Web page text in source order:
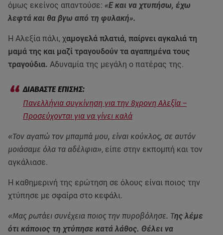
όμως εκείνος απαντούσε: «Ε και να χτυπήσω, έχω
λεφτά και θα βγω από τη φυλακή».
Η Αλεξία πάλι, χαμογελά πλατιά, παίρνει αγκαλιά τη
μαμά της και μαζί τραγουδούν τα αγαπημένα τους
τραγούδια. Αδυναμία της μεγάλη ο πατέρας της.
Πανελλήνια συγκίνηση για την 8χρονη Αλεξία –
Προσεύχονται για να γίνει καλά
«Τον αγαπώ τον μπαμπά μου, είναι κούκλος, σε αυτόν
μοιάσαμε όλα τα αδέλφια», είπε στην εκπομπή και τον
αγκάλιασε.
Η καθημερινή της ερώτηση σε όλους είναι ποιος την
χτύπησε με σφαίρα στο κεφάλι.
«Μας ρωτάει συνέχεια ποιος την πυροβόλησε. Της λέμε
ότι κάποιος τη χτύπησε κατά λάθος. Θέλει να